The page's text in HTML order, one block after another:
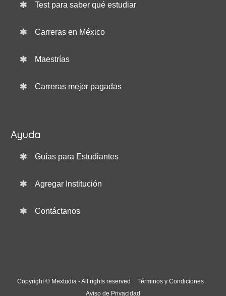
Test para saber qué estudiar
Carreras en México
Maestrías
Carreras mejor pagadas
Ayuda
Guías para Estudiantes
Agregar Institución
Contáctanos
Copyright © Mextudia - All rights reserved
Términos y Condiciones
Aviso de Privacidad